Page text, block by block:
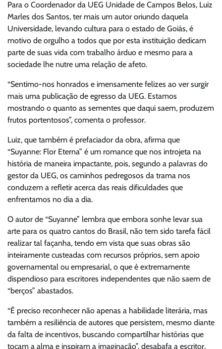
Para o Coordenador da UEG Unidade de Campos Belos, Luiz
Marles dos Santos, ter mais um autor oriundo daquela
Universidade, levando cultura para o estado de Goiás, é
motivo de orgulho a todos que por esta instituição dedicam
parte de suas vida com trabalho árduo e mesmo para a
sociedade lhe nutre uma relação de afeto.
“Sentimo-nos honrados e imensamente felizes ao ver surgir
mais uma publicação de egresso da UEG. Estamos
mostrando o quanto as sementes que daqui saem, produzem
frutos portentosos”, comenta o professor.
Luiz, que também é prefaciador da obra, afirma que
“Suyanne: Flor Eterna” é um romance que nos introjeta na
história de maneira impactante, pois, segundo a palavras do
gestor da UEG, os caminhos pedregosos da trama nos
conduzem a refletir acerca das reais dificuldades que
enfrentamos no dia a dia.
O autor de “Suyanne” lembra que embora sonhe levar sua
arte para os quatro cantos do Brasil, não tem sido tarefa fácil
realizar tal façanha, tendo em vista que suas obras são
inteiramente custeadas com recursos próprios, sem apoio
governamental ou empresarial, o que é extremamente
dispendioso para escritores independentes que não saem de
“berços” abastados.
“É preciso reconhecer não apenas a habilidade literária, mas
também a resiliência de autores que persistem, mesmo diante
da falta de incentivos, buscando compartilhar histórias que
tocam a alma e inspiram a imaginação”, desabafa a escritor.